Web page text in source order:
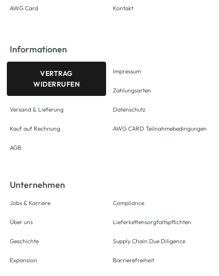
AWG Card Kontakt
Informationen
VERTRAG
WIDERRUFEN
Versand & Lieferung
Kauf auf Rechnung
AGB
Impressum
Zahlungsarten
Datenschutz
AWG CARD Teilnahmebedingungen
Unternehmen
Jobs & Karriere
Über uns
Geschichte
Expansion
Compliance
Lieferkettensorgfaltspflichten
Supply Chain Due Diligence
Barrierefreiheit